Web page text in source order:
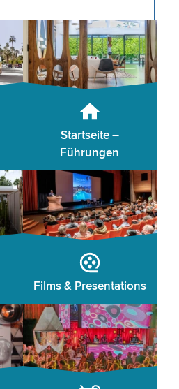
Startseite –
Führungen
Films & Presentations